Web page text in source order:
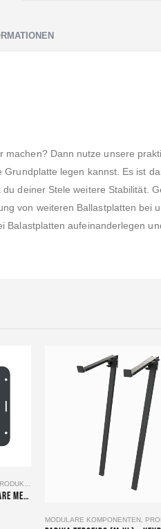
machen? Dann nutze unsere
legen kannst. Es ist
deiner Stele weitere Stabilität.
von weiteren Ballastplatten bei
Balastplatten aufeinanderlegen
VESA-Adapterplatte für Modulare Medienstele Dinizia
MODULARE KOMPONENTEN